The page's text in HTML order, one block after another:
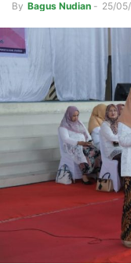
By Bagus Nudian - 25/